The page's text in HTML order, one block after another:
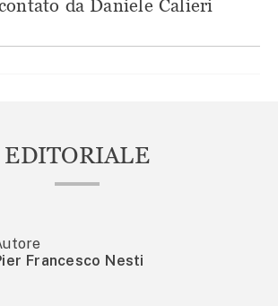
da Daniele Calieri
EDITORIALE
Francesco Nesti